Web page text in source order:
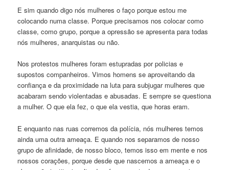
E sim quando digo nós mulheres o faço porque estou me
colocando numa classe. Porque precisamos nos colocar como
classe, como grupo, porque a opressão se apresenta para todas
nós mulheres, anarquistas ou não.
Nos protestos mulheres foram estupradas por policias e
supostos companheiros. Vimos homens se aproveitando da
confiança e da proximidade na luta para subjugar mulheres que
acabaram sendo violentadas e abusadas. E sempre se questiona
a mulher. O que ela fez, o que ela vestia, que horas eram.
E enquanto nas ruas corremos da polícia, nós mulheres temos
ainda uma outra ameaça. E quando nos separamos de nosso
grupo de afinidade, de nosso bloco, temos isso em mente e nos
nossos corações, porque desde que nascemos a ameaça e o